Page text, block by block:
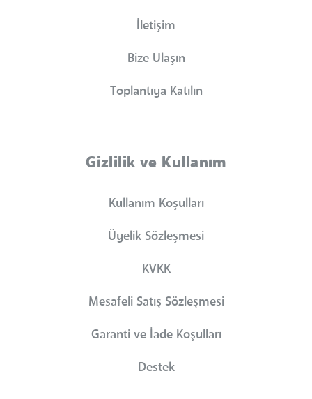
İletişim
Bize Ulaşın
Toplantıya Katılın
Gizlilik ve Kullanım
Kullanım Koşulları
Üyelik Sözleşmesi
KVKK
Mesafeli Satış Sözleşmesi
Garanti ve İade Koşulları
Destek